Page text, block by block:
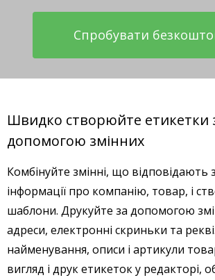
Спробувати
Швидко створюйте етикетки
допомогою змінних
Комбінуйте змінні, що відповідають
інформації про компанію, товар, і
шаблони. Друкуйте за допомогою
адреси, електронні скриньки та
найменування, описи і артикули
вигляд і друк етикеток у редакторі,